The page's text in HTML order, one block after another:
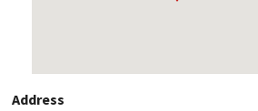
Address